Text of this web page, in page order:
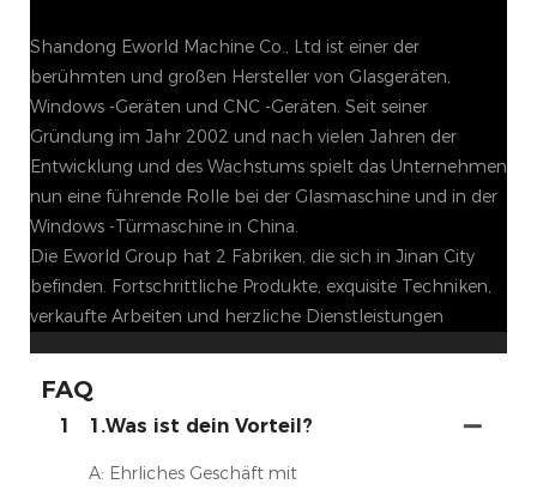
Shandong Eworld Machine Co., Ltd ist einer der
berühmten und großen Hersteller von Glasgeräten,
Windows -Geräten und CNC -Geräten. Seit seiner
Gründung im Jahr 2002 und nach vielen Jahren der
Entwicklung und des Wachstums spielt das Unternehmen
nun eine führende Rolle bei der Glasmaschine und in der
Windows -Türmaschine in China.
Die Eworld Group hat 2 Fabriken, die sich in Jinan City
befinden. Fortschrittliche Produkte, exquisite Techniken,
verkaufte Arbeiten und herzliche Dienstleistungen
FAQ
1 1.Was ist dein Vorteil?
A: Ehrliches Geschäft mit